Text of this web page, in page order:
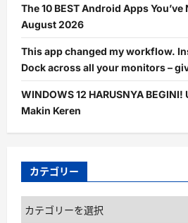
The 10 BEST Android Apps You’ve
August 2026
This app changed my workflow.
Dock across all your monitors –
WINDOWS 12 HARUSNYA
Makin Keren
カテゴリー
カ